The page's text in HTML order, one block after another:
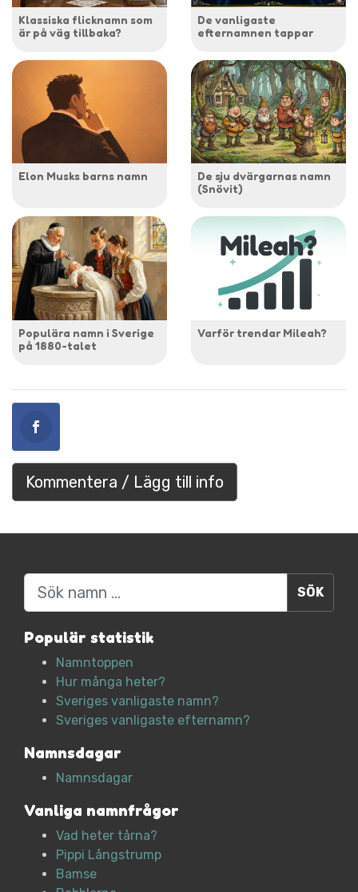
Klassiska flicknamn som
är på väg tillbaka?
De vanligaste
efternamnen tappar
Elon Musks barns namn
De sju dvärgarnas namn
(Snövit)
Populära namn i Sverige
på 1880-talet
Varför trendar Mileah?
Kommentera / Lägg till info
Sök
Populär statistik
Namntoppen
Hur många heter?
Sveriges vanligaste namn?
Sveriges vanligaste efternamn?
Namnsdagar
Namnsdagar
Vanliga namnfrågor
Vad heter tårna?
Pippi Långstrump
Bamse